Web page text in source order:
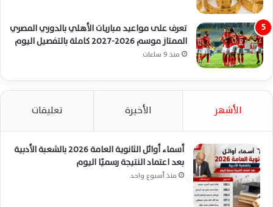
تعرف على مواعيد مباريات الأهلي بالدوري المصري
الممتاز موسم 2026-2027 كاملة بالتفصيل اليوم
منذ 9 ساعات
الأشهر الأخيرة تعليقات
أسماء أوائل الثانوية العامة 2026 بالشعبة الأدبية
بعد اعتماد النتيجة رسميًا اليوم
منذ أسبوع واحد